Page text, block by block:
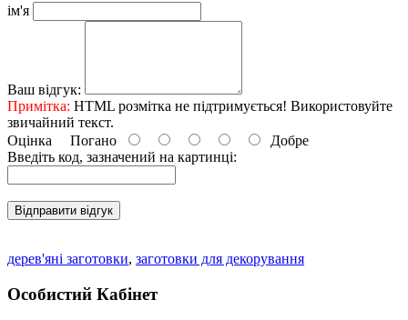
ім'я
Ваш відгук:
Примітка: HTML розмітка не підтримується! Використовуйте
звичайний текст.
Оцінка Погано
Добре
Введіть код, зазначений на картинці:
Відправити відгук
дерев'яні заготовки, заготовки для декорування
Особистий Кабінет